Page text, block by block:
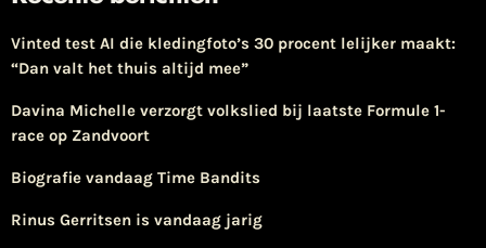
Vinted test AI die kledingfoto’s 30 procent lelijker maakt:
“Dan valt het thuis altijd mee”
Davina Michelle verzorgt volkslied bij laatste Formule 1-
race op Zandvoort
Biografie vandaag Time Bandits
Rinus Gerritsen is vandaag jarig